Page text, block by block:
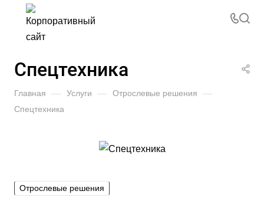
Спецтехника
Главная — Услуги — Отрослевые решения —
Спецтехника
Отрослевые решения